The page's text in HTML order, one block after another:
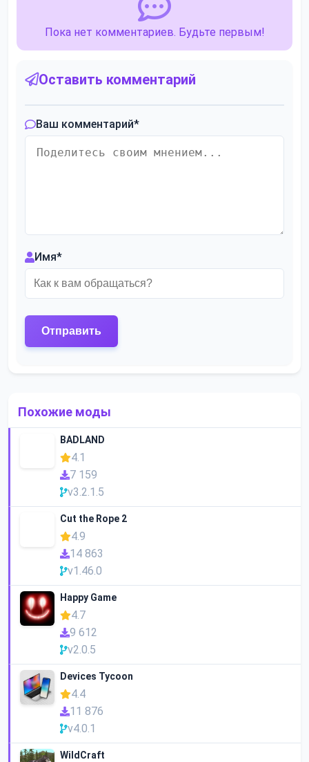
Пока нет комментариев. Будьте первым!
Оставить комментарий
Ваш комментарий*
Имя*
Похожие моды
BADLAND
4.1
7 159
v3.2.1.5
Cut the Rope 2
4.9
14 863
v1.46.0
Happy Game
4.7
9 612
v2.0.5
Devices Tycoon
4.4
11 876
v4.0.1
WildCraft